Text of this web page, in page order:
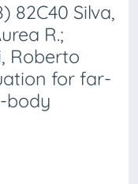
82C40 Silva,
R.;
Roberto
for far-
body